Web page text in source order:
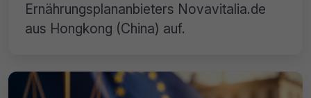
Ernährungsplananbieters Novavitalia.de
aus Hongkong (China) auf.